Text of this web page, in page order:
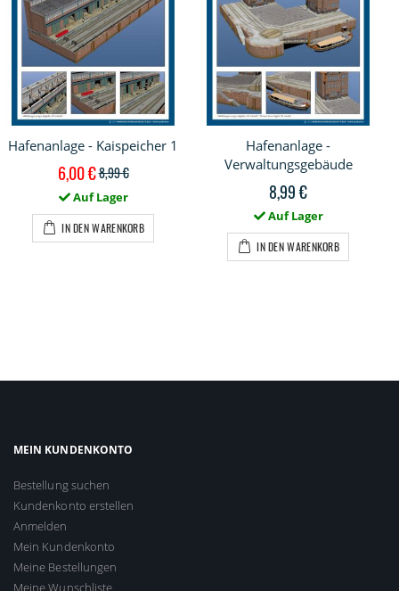
Hafenanlage - Kaispeicher 1
Sonderpreis
6,00 €8,99 €
Auf Lager
IN DEN WARENKORB
Hafenanlage -
Verwaltungsgebäude
8,99 €
Auf Lager
IN DEN WARENKORB
MEIN KUNDENKONTO
Bestellung suchen
Kundenkonto erstellen
Anmelden
Mein Kundenkonto
Meine Bestellungen
Meine Wunschliste